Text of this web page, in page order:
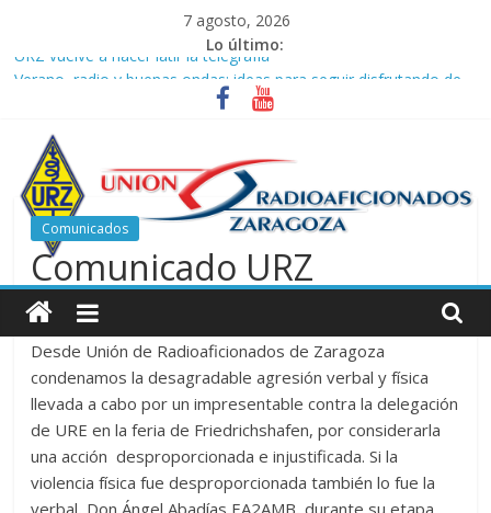
contenido
7 agosto, 2026
Lo último:
URZ vuelve a hacer latir la telegrafía
Verano, radio y buenas ondas: ideas para seguir disfrutando de
Promoción de Verano ICOM en Promodis Telecom
Nueva ubicación de la Jefatura Provincial de Inspección de las
Telecomunicaciones de Zaragoza. Información de interés para
los radioaficionados
La cantera de URZ vuelve a hacerse escuchar en el YOTA
Contest
Unión
de
Radioaficionados
de
Comunicados
Comunicado URZ
Desde Unión de Radioaficionados de Zaragoza
condenamos la desagradable agresión verbal y física
llevada a cabo por un impresentable contra la delegación
de URE en la feria de Friedrichshafen, por considerarla
una acción desproporcionada e injustificada. Si la
violencia física fue desproporcionada también lo fue la
verbal, Don Ángel Abadías EA2AMB, durante su etapa